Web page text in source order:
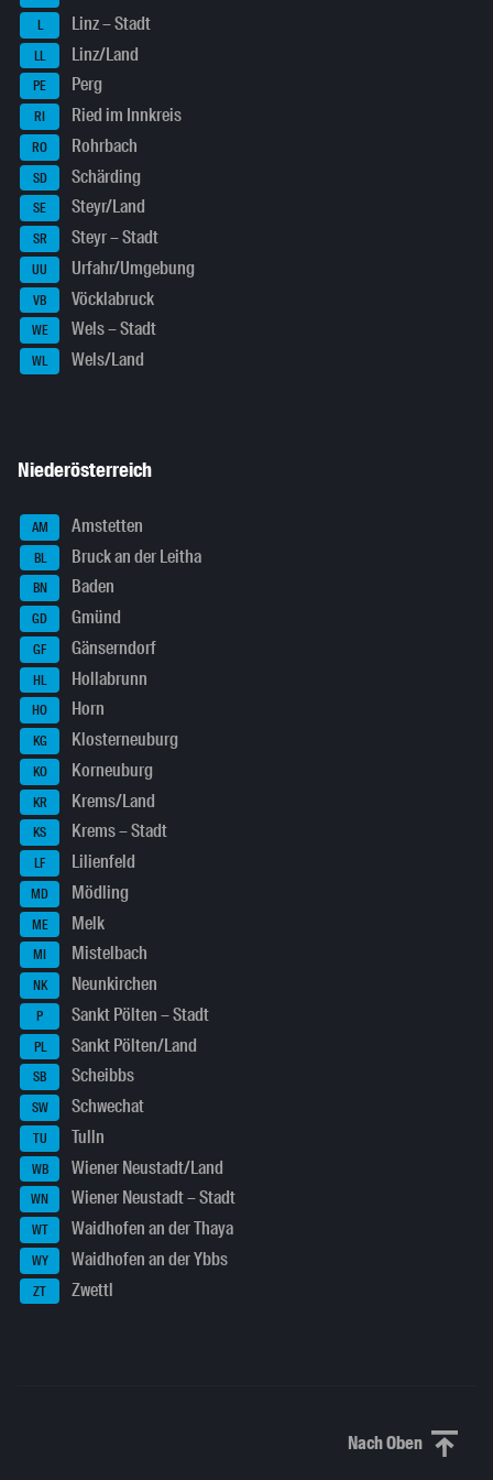
L Linz – Stadt
LL Linz/Land
PE Perg
RI Ried im Innkreis
RO Rohrbach
SD Schärding
SE Steyr/Land
SR Steyr – Stadt
UU Urfahr/Umgebung
VB Vöcklabruck
WE Wels – Stadt
WL Wels/Land
Niederösterreich
AM Amstetten
BL Bruck an der Leitha
BN Baden
GD Gmünd
GF Gänserndorf
HL Hollabrunn
HO Horn
KG Klosterneuburg
KO Korneuburg
KR Krems/Land
KS Krems – Stadt
LF Lilienfeld
MD Mödling
ME Melk
MI Mistelbach
NK Neunkirchen
P Sankt Pölten – Stadt
PL Sankt Pölten/Land
SB Scheibbs
SW Schwechat
TU Tulln
WB Wiener Neustadt/Land
WN Wiener Neustadt – Stadt
WT Waidhofen an der Thaya
WY Waidhofen an der Ybbs
ZT Zwettl
Nach ObenNach oben